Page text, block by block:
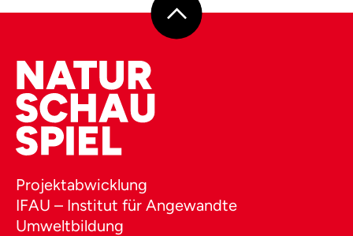
Projektabwicklung
IFAU – Institut für Angewandte
Umweltbildung